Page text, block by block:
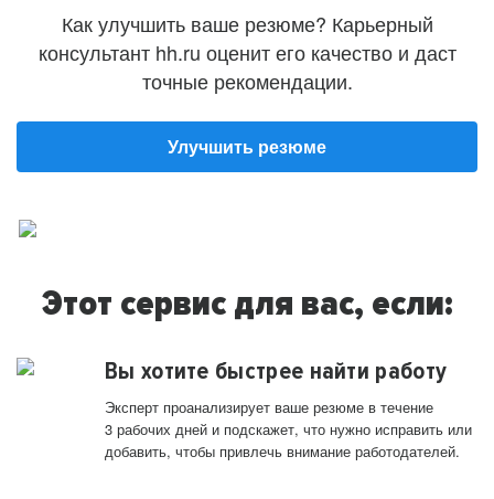
Как улучшить ваше резюме? Карьерный
консультант hh.ru оценит его качество и даст
точные рекомендации.
Улучшить резюме
Этот сервис для вас, если:
Вы хотите быстрее найти работу
Эксперт проанализирует ваше резюме в течение
3 рабочих дней и подскажет, что нужно исправить или
добавить, чтобы привлечь внимание работодателей.